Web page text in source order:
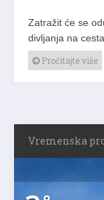
Zatražit će se
divljanja na
Pročitajte više
Vremenska